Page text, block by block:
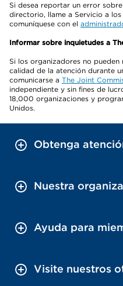
Si desea reportar un error
directorio, llame a Servicio a
comuníquese con el
Informar sobre inquietudes a
Si los organizadores no pueden
calidad de la atención durante
comunicarse a The Joint
independiente y sin fines de
18,000 organizaciones y
Unidos.
Obtenga
Nuestra
Ayuda para
Visite nuestros